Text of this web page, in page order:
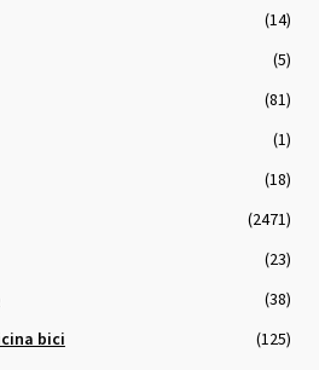
(14)
(5)
(81)
(1)
(18)
(2471)
(23)
(38)
bici
(125)